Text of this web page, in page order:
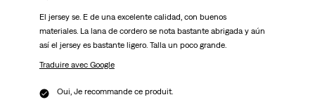
El jersey se. E de una excelente calidad, con buenos
materiales. La lana de cordero se nota bastante abrigada y aún
así el jersey es bastante ligero. Talla un poco grande.
Traduire avec Google
Oui, Je recommande ce produit.